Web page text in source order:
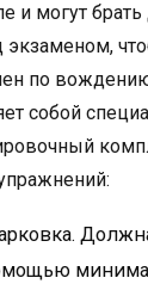
и могут
по
собой